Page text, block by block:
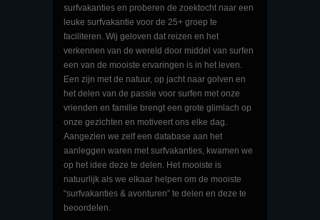
surfvakanties en proberen de zoektocht naar een
leuke surfvakantie voor de 25+ groep te
faciliteren. Wij geloven dat reizen en het
verkennen van de wereld door middel van surfen
een van de mooiste ervaringen is in het leven.
Een zijn met de natuur, op jacht naar golven en
het delen van de passie voor surfen met onze
vrienden en familie brengt een grote glimlach op
onze gezichten en motiveert ons elke dag.
Aangezien we zelf een database aan het
aanleggen waren met surfvakanties, kwamen we
op het idee deze te delen. Het mooiste is
natuurlijk als we elkaar helpen om de mooiste
“surfvakanties & avonturen” te delen en deze te
beoordelen.